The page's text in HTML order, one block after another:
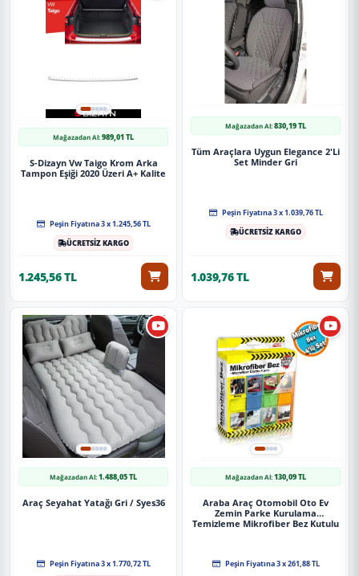
Mağazadan Al:989,01 TL
S-Dizayn Vw Taigo Krom Arka
Tampon Eşiği 2020 Üzeri A+ Kalite
Peşin Fiyatına 3 x 1.245,56 TL
ÜCRETSİZ KARGO
1.245,56 TL
Mağazadan Al:830,19 TL
Tüm Araçlara Uygun Elegance 2'Li
Set Minder Gri
Peşin Fiyatına 3 x 1.039,76 TL
ÜCRETSİZ KARGO
1.039,76 TL
Mağazadan Al:1.488,05 TL
Araç Seyahat Yatağı Gri / Syes36
Peşin Fiyatına 3 x 1.770,72 TL
Mağazadan Al:130,09 TL
Araba Araç Otomobil Oto Ev
Zemin Parke Kurulama
Temizleme Mikrofiber Bez Kutulu
Peşin Fiyatına 3 x 261,88 TL